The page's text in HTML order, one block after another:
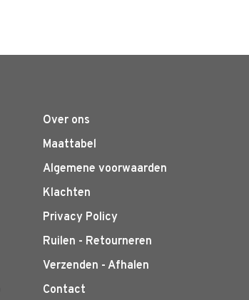
Over ons
Maattabel
Algemene voorwaarden
Klachten
Privacy Policy
Ruilen - Retourneren
Verzenden - Afhalen
Contact